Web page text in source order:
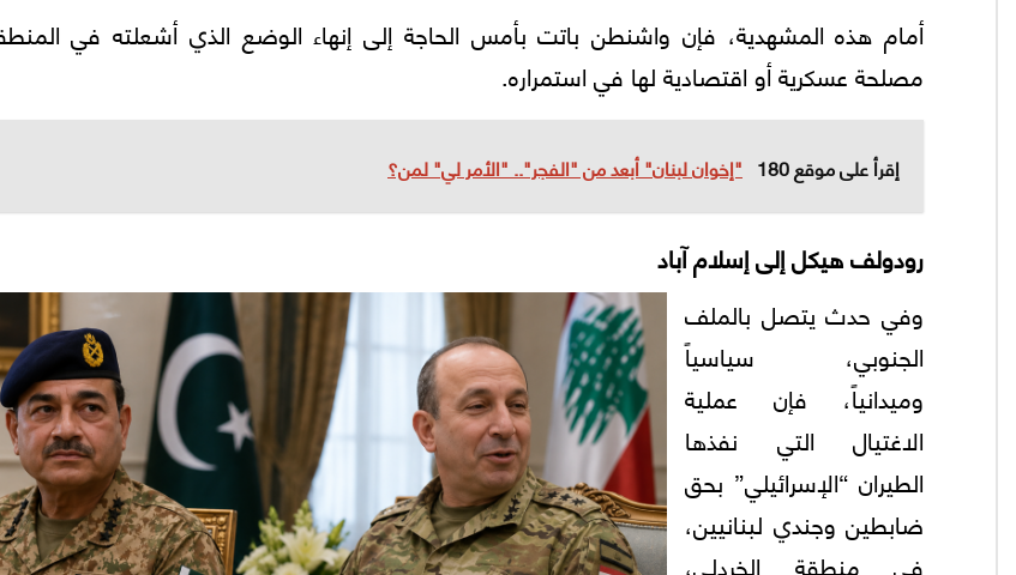
أمام هذه المشهدية، فإن واشنطن باتت بأمس الحاجة إلى إنهاء الوضع الذي أشعلته في
مصلحة عسكرية أو اقتصادية لها في استمراره.
إقرأ على موقع 180 "إخوان لبنان" أبعد من "الفجر".. "الأمر لي" لمن؟
رودولف هيكل إلى إسلام آباد
وفي حدث يتصل بالملف
الجنوبي، سياسياً
وميدانياً، فإن عملية
الاغتيال التي نفذها
الطيران “الإسرائيلي” بحق
ضابطين وجندي لبنانيين،
في منطقة الخردلي،